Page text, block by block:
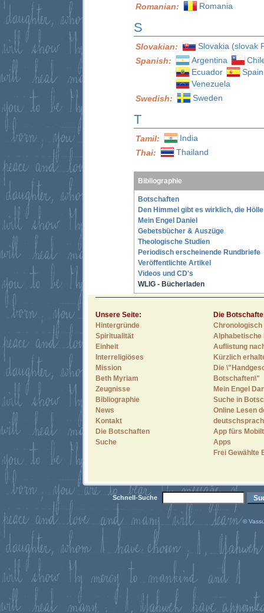
Romanian: Romania
S
Slovakian:
Slovakia (slovak
Spanish:
Argentina
Ecuador
Spain
Venezuela
Swedish:
Sweden
T
Tamil:
India
Thai:
Thailand
Bibliographie
Botschaften
Den Himmel gibt es wirklich, die
Mein Engel Daniel
Gebetsbücher & Auszüge
Theologische Studien
Periodisch erscheinende Rundbriefe
Veröffentlichte Artikel
Videos und CD's
WLIG - Bücherladen
Unsere Seite:
Hintergründe
Spiritualität
Einheit
Interreligiöses
Mission
Beth Myriam
Zeugnisse
Bibliographie
News
Kontakt
Die Botschaften
Suche
Die
Alphabetische
Auflistung
Kürzlich
Die
Botschaften\"
Mein Engel
Suche in
Online Lesen
App fürs
Apps
Frei Gewählte
Schnell-Suche
©